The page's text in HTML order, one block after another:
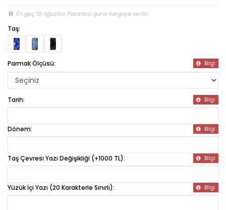
En geç 10 Ağustos Pazartesi günü kargoya verilir.
Taş:
Parmak Ölçüsü: Bilgi
Tarih: Bilgi
Dönem: Bilgi
Taş Çevresi Yazı Değişikliği (+1000 TL): Bilgi
Yüzük İçi Yazı (20 Karakterle Sınırlı): Bilgi